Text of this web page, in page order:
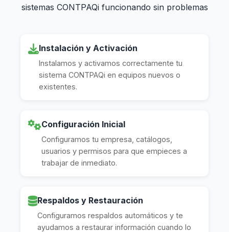
sistemas CONTPAQi funcionando sin problemas
Instalación y Activación
Instalamos y activamos correctamente tu
sistema CONTPAQi en equipos nuevos o
existentes.
Configuración Inicial
Configuramos tu empresa, catálogos,
usuarios y permisos para que empieces a
trabajar de inmediato.
Respaldos y Restauración
Configuramos respaldos automáticos y te
ayudamos a restaurar información cuando lo